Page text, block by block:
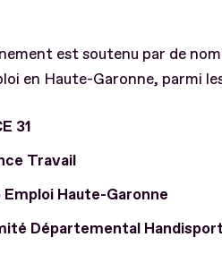
est soutenu par de
en Haute-Garonne, parmi
31
Travail
Emploi Haute-Garonne
Départemental